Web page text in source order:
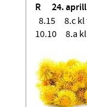
R 24. aprill
8.15 8.c kl
10.10 8.a